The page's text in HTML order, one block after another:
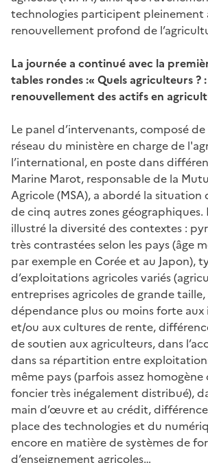
technologies participent pleinement
renouvellement profond de
La journée a continué avec la
tables rondes :« Quelsagriculteurs?
renouvellement des actifs en
Le panel d’intervenants, composé
réseau du ministère en charge de
l’international, en poste dans
Marine Marot, responsable de la
Agricole (MSA), a abordé la situation
de cinq autres zones géographiques.
illustré la diversité des contextes :
très contrastées selon les pays (âge
par exemple en Corée et au Japon),
d’exploitations agricoles variés
entreprises agricoles de grande
dépendance plus ou moins forte
et/ou aux cultures de rente,
de soutien aux agriculteurs, dans
dans sa répartition entre
même pays (parfois assez homogène
foncier très inégalement distribué),
main d’œuvre et au crédit,
place des technologies et du
encore en matière de systèmes de
d’enseignement agricoles…